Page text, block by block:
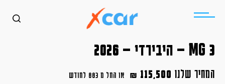
MG 3 – היבירדי – 2026
המחיר שלנו 115,500
₪ או החל מ 883 לחודש